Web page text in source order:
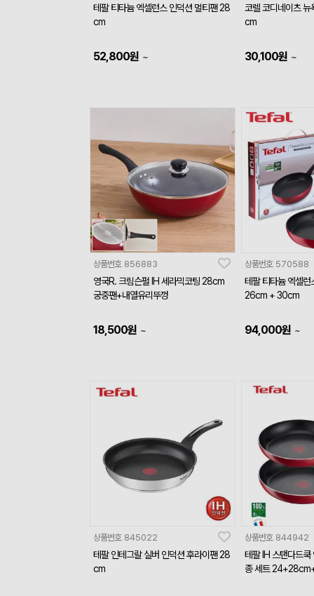
테팔 티타늄 엑셀런스 인덕션 멀티팬 28
cm
52,800원 ~
코렐 코디네이츠
cm
30,100원 ~
상품번호 856883
영국R. 크림슨펄 IH 세라믹코팅 28cm
궁중팬+내열유리뚜껑
18,500원 ~
상품번호 570588
테팔 티타늄 엑셀런
26cm + 30cm
94,000원 ~
상품번호 845022
테팔 인테그랄 실버 인덕션 후라이팬 28
cm
상품번호 844942
테팔 IH 스탠다드쿡
종 세트